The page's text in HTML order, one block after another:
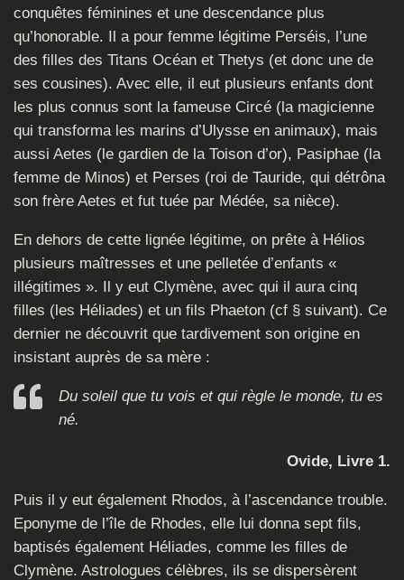
conquêtes féminines et une descendance plus
qu’honorable. Il a pour femme légitime Perséis, l’une
des filles des Titans Océan et Thetys (et donc une de
ses cousines). Avec elle, il eut plusieurs enfants dont
les plus connus sont la fameuse Circé (la magicienne
qui transforma les marins d’Ulysse en animaux), mais
aussi Aetes (le gardien de la Toison d’or), Pasiphae (la
femme de Minos) et Perses (roi de Tauride, qui détrôna
son frère Aetes et fut tuée par Médée, sa nièce).
En dehors de cette lignée légitime, on prête à Hélios
plusieurs maîtresses et une pelletée d’enfants «
illégitimes ». Il y eut Clymène, avec qui il aura cinq
filles (les Héliades) et un fils Phaeton (cf § suivant). Ce
dernier ne découvrit que tardivement son origine en
insistant auprès de sa mère :
Du soleil que tu vois et qui règle le monde, tu es
né.
Ovide, Livre 1.
Puis il y eut également Rhodos, à l’ascendance trouble.
Eponyme de l’île de Rhodes, elle lui donna sept fils,
baptisés également Héliades, comme les filles de
Clymène. Astrologues célèbres, ils se dispersèrent